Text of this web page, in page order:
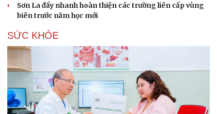
Du lịch
Săn Tour
check-in
Cửa sổ tình yêu
Kể chuyện cho bé
Hạt giống tâm hồn
Sơn La đẩy nhanh hoàn thiện các trường liên cấp vùng
biên trước năm học mới
SỨC KHỎE